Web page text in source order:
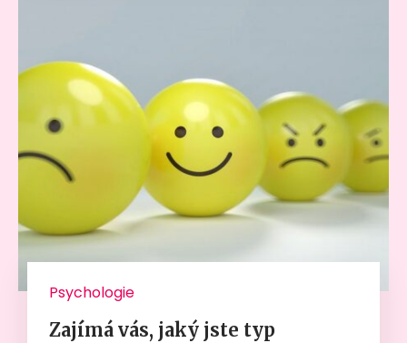
Psychologie
Zajímá vás, jaký jste typ